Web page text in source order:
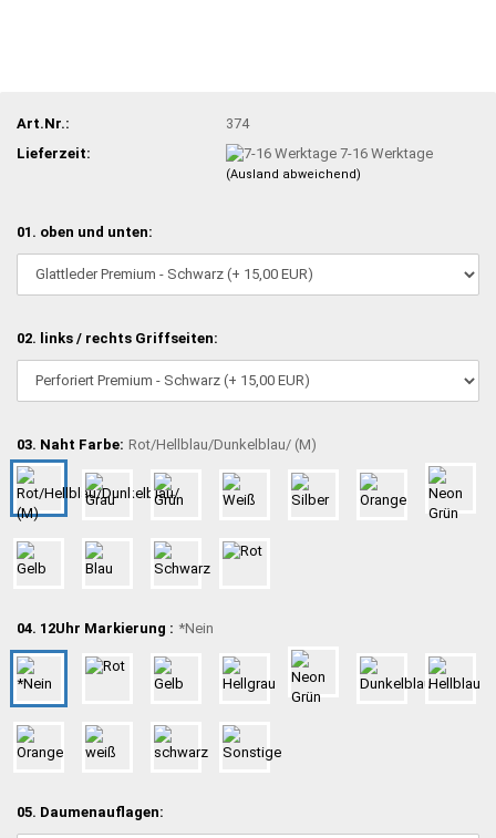
Art.Nr.:
374
Lieferzeit:
7-16 Werktage
(Ausland abweichend)
01. oben und unten:
02. links / rechts Griffseiten:
03. Naht Farbe: Rot/Hellblau/Dunkelblau/ (M)
04. 12Uhr Markierung : *Nein
05. Daumenauflagen: